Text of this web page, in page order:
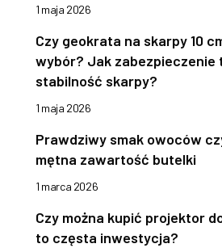
1 maja 2026
Czy geokrata na skarpy 10
wybór? Jak zabezpieczenie
stabilność skarpy?
1 maja 2026
Prawdziwy smak owoców
mętna zawartość butelki
1 marca 2026
Czy można kupić projektor
to częsta inwestycja?